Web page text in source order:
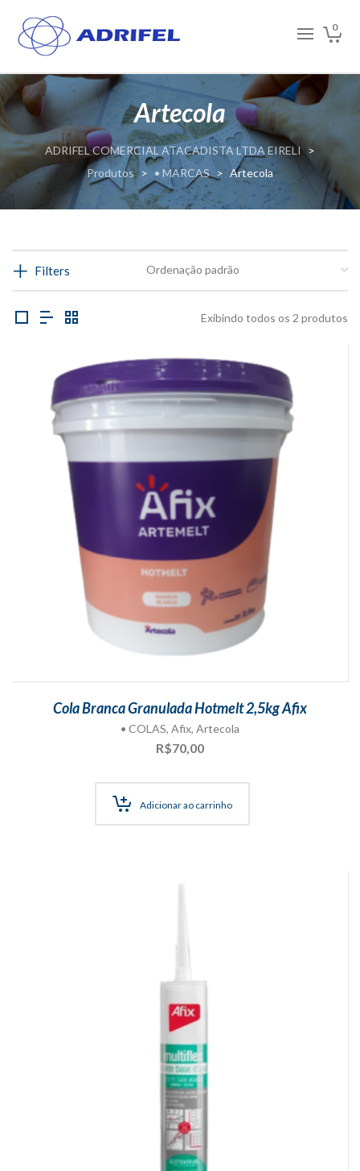
0
Artecola
ADRIFEL COMERCIAL ATACADISTA LTDA EIRELI
>
Produtos > • MARCAS > Artecola
Filters
Exibindo todos os 2 produtos
Cola Branca Granulada Hotmelt 2,5kg Afix
• COLAS, Afix, Artecola
R$70,00
Adicionar ao carrinho